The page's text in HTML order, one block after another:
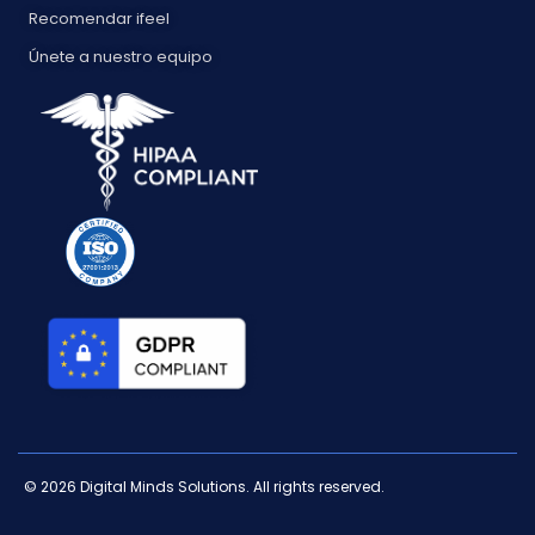
Recomendar ifeel
Únete a nuestro equipo
© 2026 Digital Minds Solutions. All rights reserved.